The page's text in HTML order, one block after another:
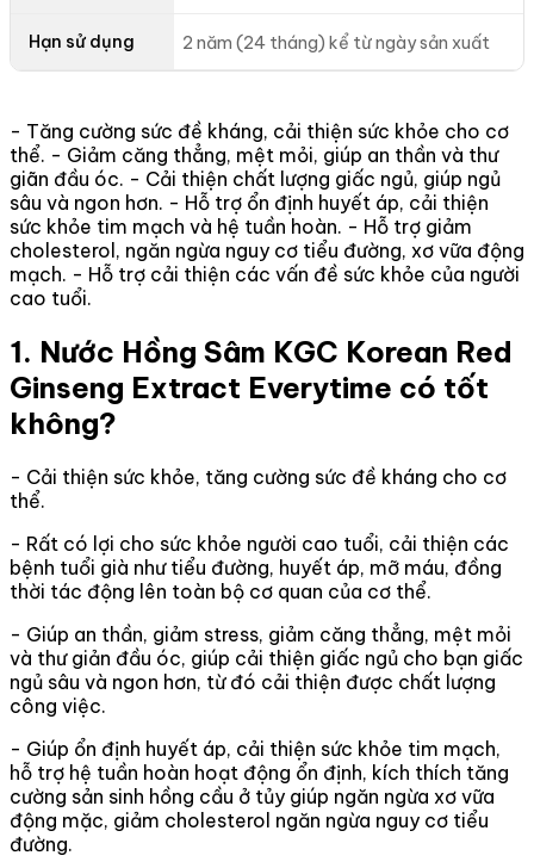
Hạn sử dụng 2 năm (24 tháng) kể từ ngày sản xuất
- Tăng cường sức đề kháng, cải thiện sức khỏe cho cơ
thể. - Giảm căng thẳng, mệt mỏi, giúp an thần và thư
giãn đầu óc. - Cải thiện chất lượng giấc ngủ, giúp ngủ
sâu và ngon hơn. - Hỗ trợ ổn định huyết áp, cải thiện
sức khỏe tim mạch và hệ tuần hoàn. - Hỗ trợ giảm
cholesterol, ngăn ngừa nguy cơ tiểu đường, xơ vữa động
mạch. - Hỗ trợ cải thiện các vấn đề sức khỏe của người
cao tuổi.
1. Nước Hồng Sâm KGC Korean Red
Ginseng Extract Everytime có tốt
không?
- Cải thiện sức khỏe, tăng cường sức đề kháng cho cơ
thể.
- Rất có lợi cho sức khỏe người cao tuổi, cải thiện các
bệnh tuổi già như tiểu đường, huyết áp, mỡ máu, đồng
thời tác động lên toàn bộ cơ quan của cơ thể.
- Giúp an thần, giảm stress, giảm căng thẳng, mệt mỏi
và thư giản đầu óc, giúp cải thiện giấc ngủ cho bạn giấc
ngủ sâu và ngon hơn, từ đó cải thiện được chất lượng
công việc.
- Giúp ổn định huyết áp, cải thiện sức khỏe tim mạch,
hỗ trợ hệ tuần hoàn hoạt động ổn định, kích thích tăng
cường sản sinh hồng cầu ở tủy giúp ngăn ngừa xơ vữa
động mặc, giảm cholesterol ngăn ngừa nguy cơ tiểu
đường.